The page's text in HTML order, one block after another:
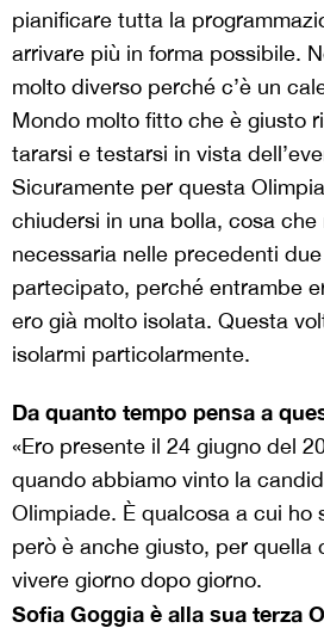
pianificare tutta la
arrivare più in forma possibile.
molto diverso perché c’è un
Mondo molto fitto che è giusto
tararsi e testarsi in vista
Sicuramente per questa
chiudersi in una bolla, cosa
necessaria nelle precedenti
partecipato, perché entrambe
ero già molto isolata. Questa
isolarmi particolarmente.
Da quanto tempo pensa a
«Ero presente il 24 giugno del
quando abbiamo vinto la
Olimpiade. È qualcosa a cui ho
però è anche giusto, per quella
vivere giorno dopo giorno.
Sofia Goggia è alla sua terza